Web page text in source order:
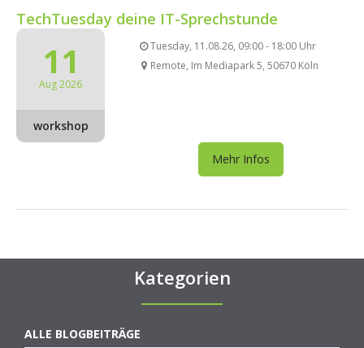
TechTuesday deine IT-Sprechstunde
11
Aug 2026
workshop
Tuesday, 11.08.26, 09:00 - 18:00 Uhr
Remote, Im Mediapark 5, 50670 Köln
Mehr Infos
Kategorien
ALLE BLOGBEITRÄGE